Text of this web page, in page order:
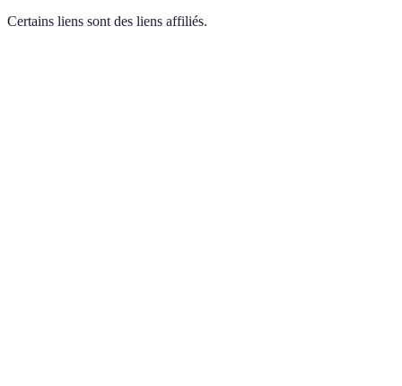
Certains liens sont des liens affiliés.